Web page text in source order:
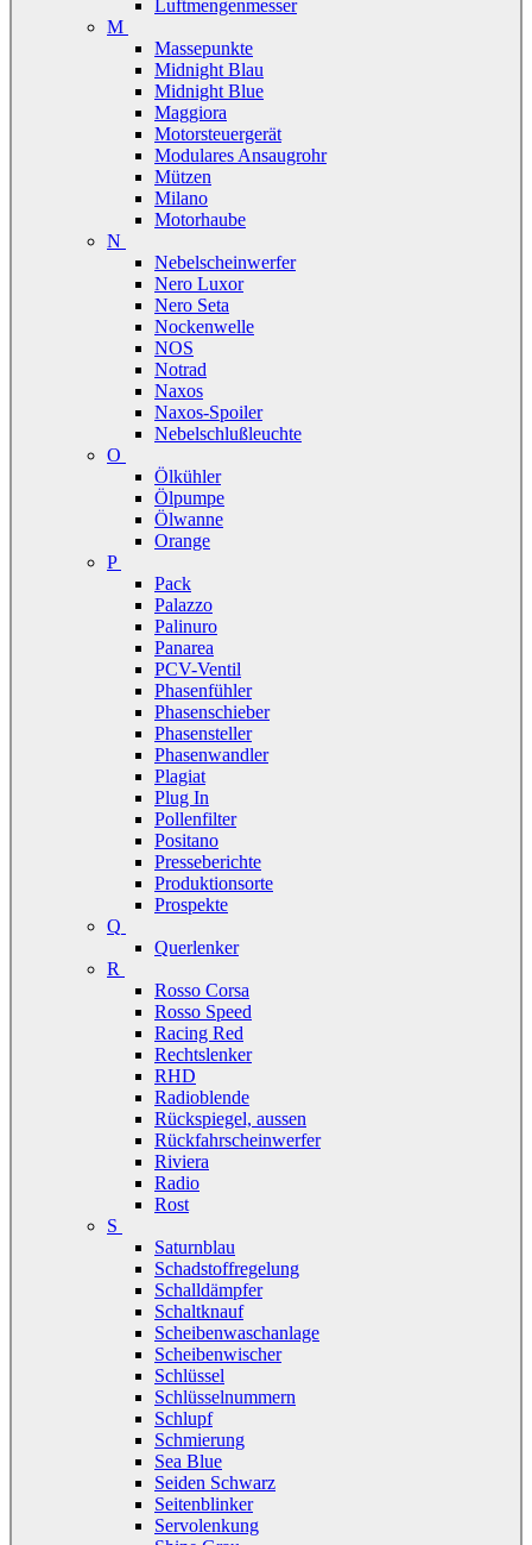
Luftmengenmesser
M
Massepunkte
Midnight Blau
Midnight Blue
Maggiora
Motorsteuergerät
Modulares Ansaugrohr
Mützen
Milano
Motorhaube
N
Nebelscheinwerfer
Nero Luxor
Nero Seta
Nockenwelle
NOS
Notrad
Naxos
Naxos-Spoiler
Nebelschlußleuchte
O
Ölkühler
Ölpumpe
Ölwanne
Orange
P
Pack
Palazzo
Palinuro
Panarea
PCV-Ventil
Phasenfühler
Phasenschieber
Phasensteller
Phasenwandler
Plagiat
Plug In
Pollenfilter
Positano
Presseberichte
Produktionsorte
Prospekte
Q
Querlenker
R
Rosso Corsa
Rosso Speed
Racing Red
Rechtslenker
RHD
Radioblende
Rückspiegel, aussen
Rückfahrscheinwerfer
Riviera
Radio
Rost
S
Saturnblau
Schadstoffregelung
Schalldämpfer
Schaltknauf
Scheibenwaschanlage
Scheibenwischer
Schlüssel
Schlüsselnummern
Schlupf
Schmierung
Sea Blue
Seiden Schwarz
Seitenblinker
Servolenkung